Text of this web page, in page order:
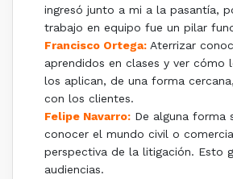
ingresó junto a mi a la pasantía,
trabajo en equipo fue un pilar
Francisco Ortega: Aterrizar
aprendidos en clases y ver cómo
los aplican, de una forma
con los clientes.
Felipe Navarro: De alguna forma
conocer el mundo civil o
perspectiva de la litigación. Esto
audiencias.